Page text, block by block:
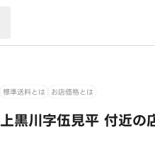
標準送料とは お店価格とは
上黒川字伍見平 付近の